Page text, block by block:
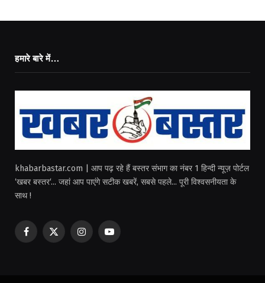
हमारे बारे में…
khabarbastar.com | आप पढ़ रहे हैं बस्तर संभाग का नंबर 1 हिन्दी न्यूज़ पोर्टल
‘खबर बस्तर‘... जहां आप पाएंगे सटीक खबरें, सबसे पहले... पूरी विश्वसनीयता के
साथ !
Facebook
X
InstagramYouTube